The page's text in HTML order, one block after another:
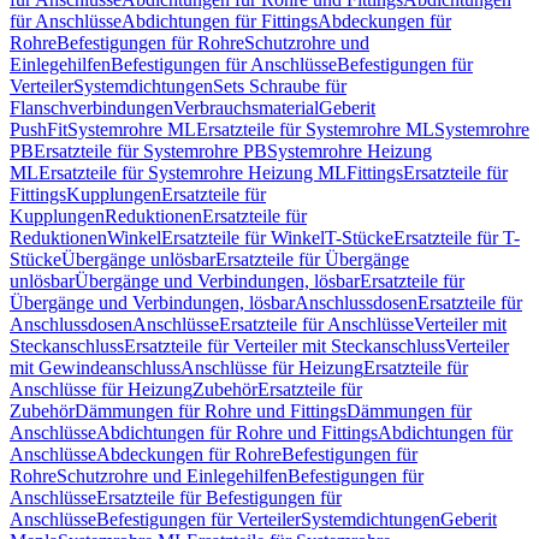
für AnschlüsseAbdichtungen für FittingsAbdeckungen für
RohreBefestigungen für RohreSchutzrohre und
EinlegehilfenBefestigungen für AnschlüsseBefestigungen für
VerteilerSystemdichtungenSets Schraube für
FlanschverbindungenVerbrauchsmaterialGeberit
PushFitSystemrohre MLErsatzteile für Systemrohre MLSystemrohre
PBErsatzteile für Systemrohre PBSystemrohre Heizung
MLErsatzteile für Systemrohre Heizung MLFittingsErsatzteile für
FittingsKupplungenErsatzteile für
KupplungenReduktionenErsatzteile für
ReduktionenWinkelErsatzteile für WinkelT-StückeErsatzteile für T-
StückeÜbergänge unlösbarErsatzteile für Übergänge
unlösbarÜbergänge und Verbindungen, lösbarErsatzteile für
Übergänge und Verbindungen, lösbarAnschlussdosenErsatzteile für
AnschlussdosenAnschlüsseErsatzteile für AnschlüsseVerteiler mit
SteckanschlussErsatzteile für Verteiler mit SteckanschlussVerteiler
mit GewindeanschlussAnschlüsse für HeizungErsatzteile für
Anschlüsse für HeizungZubehörErsatzteile für
ZubehörDämmungen für Rohre und FittingsDämmungen für
AnschlüsseAbdichtungen für Rohre und FittingsAbdichtungen für
AnschlüsseAbdeckungen für RohreBefestigungen für
RohreSchutzrohre und EinlegehilfenBefestigungen für
AnschlüsseErsatzteile für Befestigungen für
AnschlüsseBefestigungen für VerteilerSystemdichtungenGeberit